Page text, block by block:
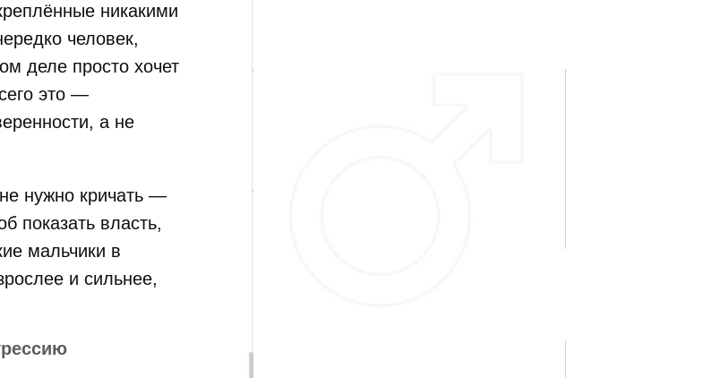
никакими
человек,
деле просто хочет
это —
а не
нужно кричать —
показать власть,
мальчики в
и сильнее,